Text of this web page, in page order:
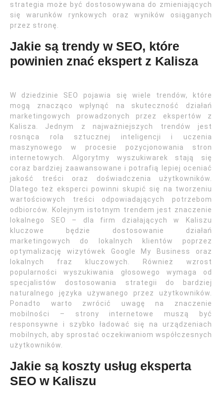
strategia może być dostosowywana do zmieniających
się warunków rynkowych oraz wyników osiąganych
przez stronę.
Jakie są trendy w SEO, które
powinien znać ekspert z Kalisza
W dziedzinie SEO pojawia się wiele trendów, które
mogą znacząco wpłynąć na skuteczność działań
marketingowych prowadzonych przez ekspertów z
Kalisza. Jednym z najważniejszych trendów jest
rosnąca rola sztucznej inteligencji i uczenia
maszynowego w procesie pozycjonowania stron
internetowych. Algorytmy wyszukiwarek stają się
coraz bardziej zaawansowane i potrafią lepiej oceniać
jakość treści oraz doświadczenia użytkowników.
Dlatego też eksperci powinni skupić się na tworzeniu
wartościowych treści odpowiadających potrzebom
odbiorców. Kolejnym istotnym trendem jest znaczenie
lokalnego SEO – dla firm działających w Kaliszu
kluczowe będzie dostosowanie działań
marketingowych do lokalnych klientów poprzez
optymalizację wizytówek Google My Business oraz
lokalnych fraz kluczowych. Również wzrost
popularności wyszukiwania głosowego wymaga od
specjalistów dostosowania strategii do bardziej
naturalnego języka używanego przez użytkowników.
Ponadto warto zwrócić uwagę na znaczenie
mobilności – strony internetowe muszą być
responsywne i szybko ładować się na urządzeniach
mobilnych, aby sprostać oczekiwaniom współczesnych
użytkowników.
Jakie są koszty usług eksperta
SEO w Kaliszu